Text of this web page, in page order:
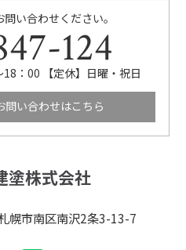
い合わせください。
124
18：00 【定休】日曜・祝日
問い合わせはこちら
塗株式会社
市南区南沢2条3-13-7